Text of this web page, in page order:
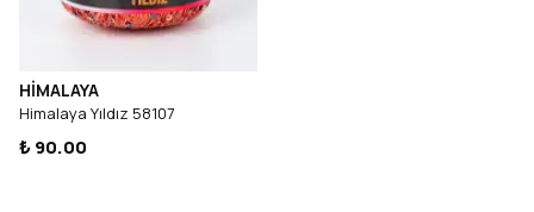
HİMALAYA
Himalaya Yıldız 58107
₺ 90.00